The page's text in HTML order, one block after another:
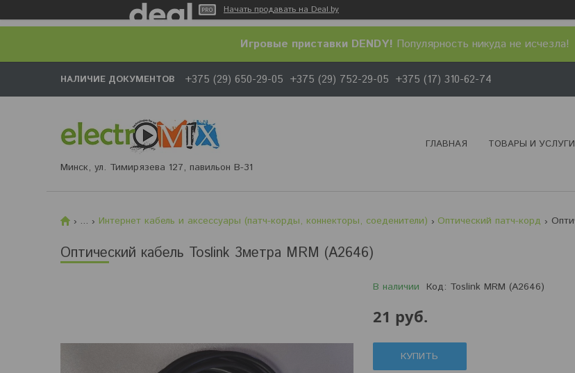
Начать продавать на Deal.by
Игровые приставки DENDY! Популярность никуда не исчезла!
НАЛИЧИЕ ДОКУМЕНТОВ +375 (29) 650-29-05 +375 (29) 752-29-05 +375 (17) 310-62-74
Минск, ул. Тимирязева 127, павильон В-31
ГЛАВНАЯ ТОВАРЫ И УСЛУГИ
... Интернет кабель и аксессуары (патч-корды, коннекторы, соеденители) Оптический патч-корд
Оптический кабель Toslink 3метра MRM (A2646)
В наличии Код: Toslink MRM (A2646)
21 руб.
КУПИТЬ